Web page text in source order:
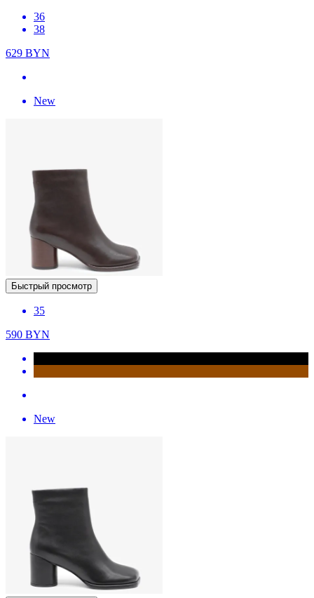
36
38
629 BYN
New
Быстрый просмотр
35
590 BYN
New